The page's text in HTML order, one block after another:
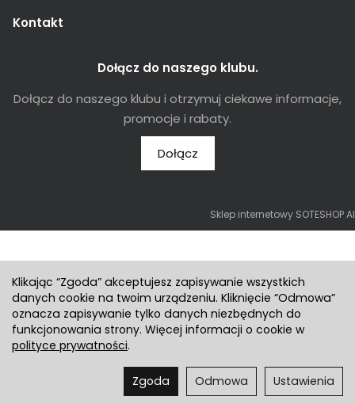
Kontakt
Dołącz do naszego klubu.
Dołącz do naszego klubu i otrzymuj ciekawe informacje,
promocje i rabaty.
Dołącz
Sklep internetowy SOTESHOP AI
Klikając “Zgoda” akceptujesz zapisywanie wszystkich
danych cookie na twoim urządzeniu. Kliknięcie “Odmowa”
oznacza zapisywanie tylko danych niezbędnych do
funkcjonowania strony. Więcej informacji o cookie w
polityce prywatności.
Ustawienia
Odmowa
Zgoda